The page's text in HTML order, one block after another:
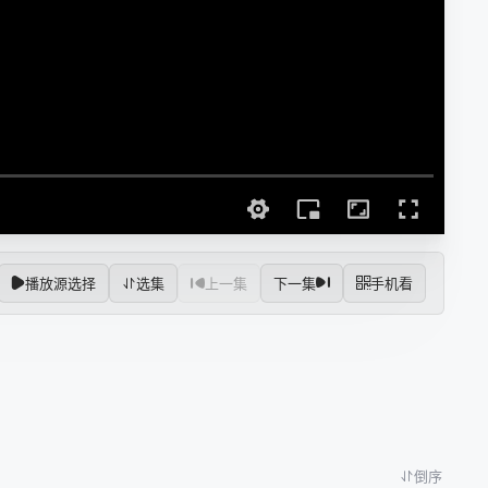
播放源选择 选集 上一集 下一集 手机看
倒序